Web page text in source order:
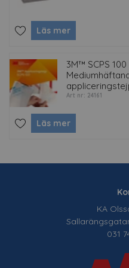
Läs mer
3M™ SCPS 100
Art nr: 24161
Läs mer
KA
031